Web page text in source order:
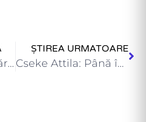
Cseke Attila: ”Urmărim transparența și creșterea conformării voluntare la plata…
ȘTIREA URMATOARE
Cseke Attila: Până în prezent, am finalizat peste jumătate din…